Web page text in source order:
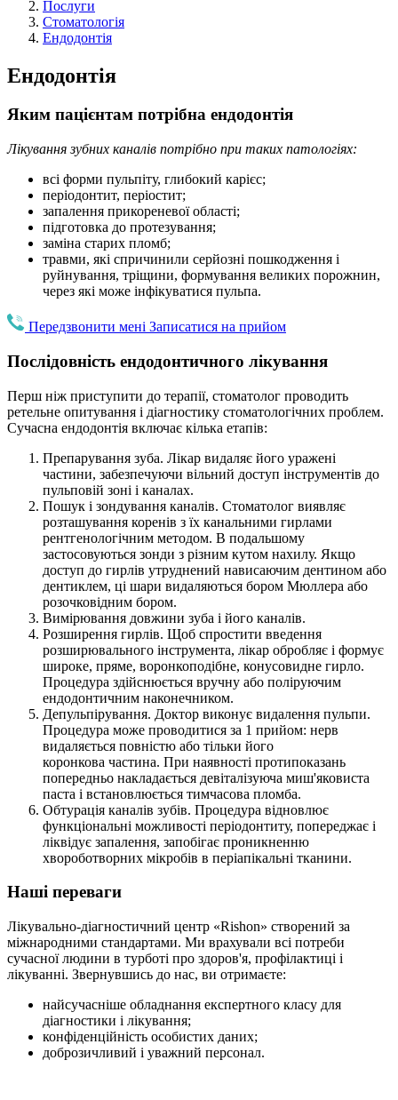
Послуги
Стоматологія
Ендодонтія
Ендодонтія
Яким пацієнтам потрібна ендодонтія
Лікування зубних каналів потрібно при таких патологіях:
всі форми пульпіту, глибокий карієс;
періодонтит, періостит;
запалення прикореневої області;
підготовка до протезування;
заміна старих пломб;
травми, які спричинили серйозні пошкодження і
руйнування, тріщини, формування великих порожнин,
через які може інфікуватися пульпа.
Передзвонити мені Записатися на прийом
Послідовність ендодонтичного лікування
Перш ніж приступити до терапії, стоматолог проводить
ретельне опитування і діагностику стоматологічних проблем.
Сучасна ендодонтія включає кілька етапів:
Препарування зуба. Лікар видаляє його уражені
частини, забезпечуючи вільний доступ інструментів до
пульповій зоні і каналах.
Пошук і зондування каналів. Стоматолог виявляє
розташування коренів з їх канальними гирлами
рентгенологічним методом. В подальшому
застосовуються зонди з різним кутом нахилу. Якщо
доступ до гирлів утруднений нависаючим дентином або
дентиклем, ці шари видаляються бором Мюллера або
розочковідним бором.
Вимірювання довжини зуба і його каналів.
Розширення гирлів. Щоб спростити введення
розширювального інструмента, лікар обробляє і формує
широке, пряме, воронкоподібне, конусовидне гирло.
Процедура здійснюється вручну або поліруючим
ендодонтичним наконечником.
Депульпірування. Доктор виконує видалення пульпи.
Процедура може проводитися за 1 прийом: нерв
видаляється повністю або тільки його
коронкова частина. При наявності протипоказань
попередньо накладається девіталізуюча миш'яковиста
паста і встановлюється тимчасова пломба.
Обтурація каналів зубів. Процедура відновлює
функціональні можливості періодонтиту, попереджає і
ліквідує запалення, запобігає проникненню
хвороботворних мікробів в періапікальні тканини.
Наші переваги
Лікувально-діагностичний центр «Rishon» створений за
міжнародними стандартами. Ми врахували всі потреби
сучасної людини в турботі про здоров'я, профілактиці і
лікуванні. Звернувшись до нас, ви отримаєте:
найсучасніше обладнання експертного класу для
діагностики і лікування;
конфіденційність особистих даних;
доброзичливий і уважний персонал.